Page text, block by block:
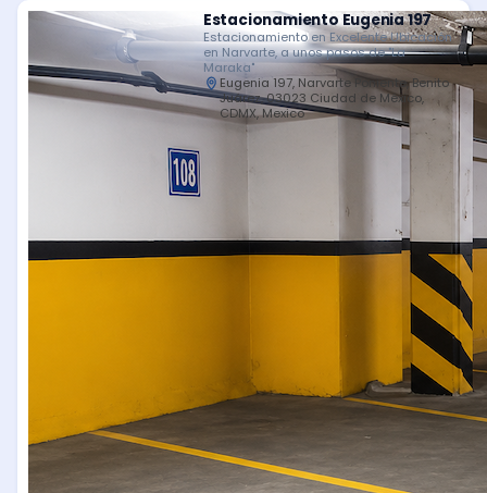
Estacionamiento Eugenia 197
Estacionamiento en Excelente Ubicación
en Narvarte, a unos pasos de "La
Maraka"
Eugenia 197, Narvarte Poniente, Benito
Juárez, 03023 Ciudad de México,
CDMX, Mexico